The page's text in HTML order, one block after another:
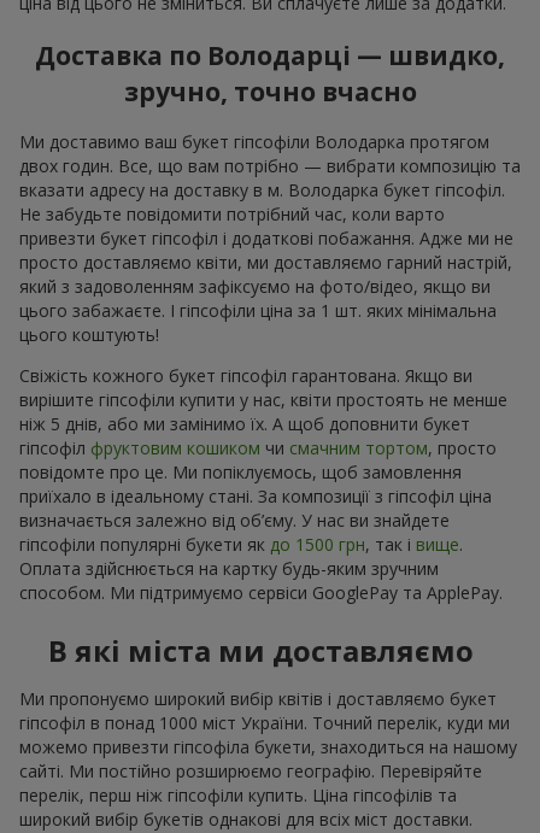
Доставка по Володарці — швидко,
зручно, точно вчасно
Ми доставимо ваш букет гіпсофіли Володарка протягом
двох годин. Все, що вам потрібно — вибрати композицію та
вказати адресу на доставку в м. Володарка букет гіпсофіл.
Не забудьте повідомити потрібний час, коли варто
привезти букет гіпсофіл і додаткові побажання. Адже ми не
просто доставляємо квіти, ми доставляємо гарний настрій,
який з задоволенням зафіксуємо на фото/відео, якщо ви
цього забажаєте. І гіпсофіли ціна за 1 шт. яких мінімальна
цього коштують!
Свіжість кожного букет гіпсофіл гарантована. Якщо ви
вирішите гіпсофіли купити у нас, квіти простоять не менше
ніж 5 днів, або ми замінимо їх. А щоб доповнити букет
гіпсофіл фруктовим кошиком чи смачним тортом, просто
повідомте про це. Ми попіклуємось, щоб замовлення
приїхало в ідеальному стані. За композиції з гіпсофіл ціна
визначається залежно від об’єму. У нас ви знайдете
гіпсофіли популярні букети як до 1500 грн, так і вище.
Оплата здійснюється на картку будь-яким зручним
способом. Ми підтримуємо сервіси GooglePay та ApplePay.
В які міста ми доставляємо
Ми пропонуємо широкий вибір квітів і доставляємо букет
гіпсофіл в понад 1000 міст України. Точний перелік, куди ми
можемо привезти гіпсофіла букети, знаходиться на нашому
сайті. Ми постійно розширюємо географію. Перевіряйте
перелік, перш ніж гіпсофіли купить. Ціна гіпсофілів та
широкий вибір букетів однакові для всіх міст доставки.